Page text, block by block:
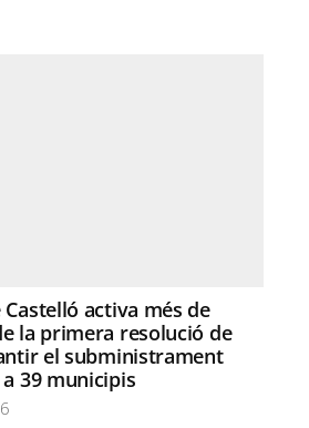
activa més de
la primera resolució de
el subministrament
39 municipis